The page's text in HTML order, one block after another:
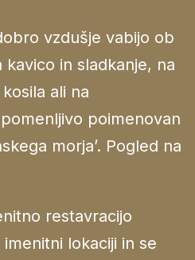
vzdušje vabijo ob
in sladkanje, na
ali na
poimenovan
morja’. Pogled na
restavracijo
lokaciji in se